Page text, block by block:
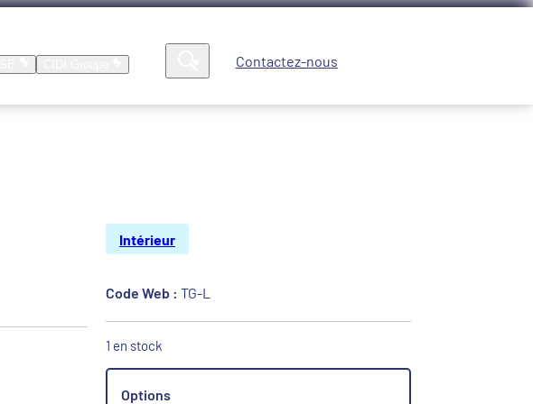
News Contactez-nous
Intérieur
Code Web : TG-L
1 en stock
Options